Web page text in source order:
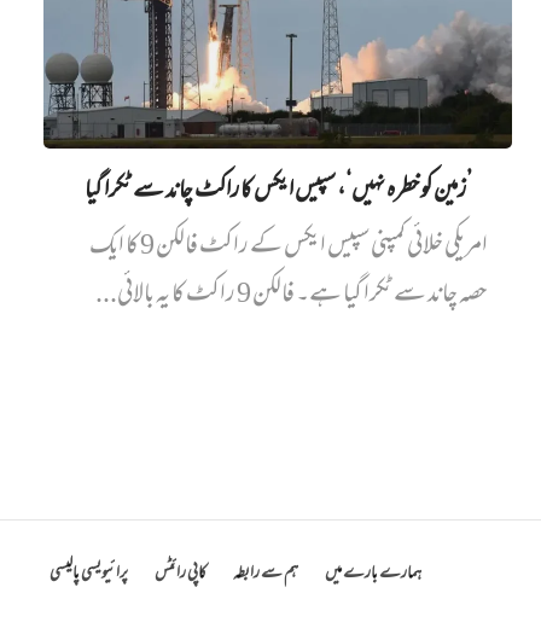
’زمین کو خطرہ نہیں‘، سپیس ایکس کا راکٹ چاند سے ٹکرا گیا
امریکی خلائی کمپنی سپیس ایکس کے راکٹ فالکن 9 کا ایک
حصہ چاند سے ٹکرا گیا ہے۔ فالکن 9 راکٹ کا یہ بالائی...
ہمارے بارے میں ہم سے رابطہ کاپی رائٹس پرائیویسی پالیسی